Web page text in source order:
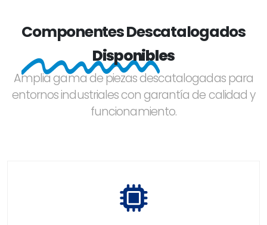
Componentes Descatalogados
Disponibles
Amplia gama de piezas descatalogadas para
entornos industriales con garantía de calidad y
funcionamiento.